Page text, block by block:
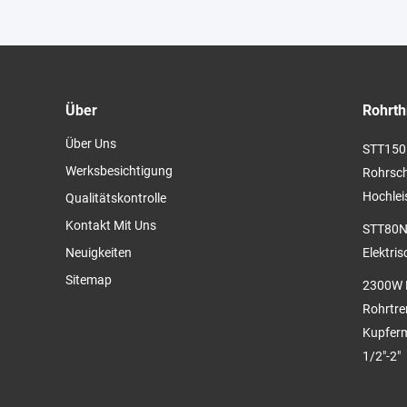
Über
Über Uns
Werksbesichtigung
Qualitätskontrolle
Kontakt Mit Uns
Neuigkeiten
Sitemap
2300W
1/2"-2"